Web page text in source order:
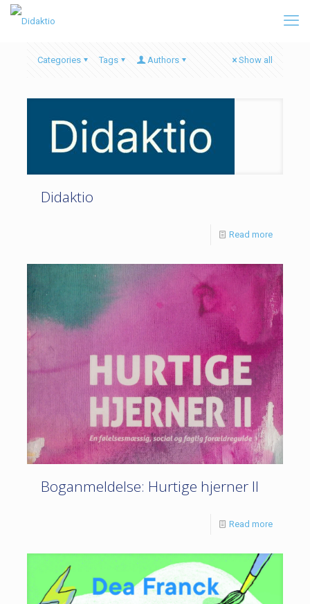
Categories Tags Authors Show all
Didaktio
Read more
Boganmeldelse: Hurtige hjerner II
Read more